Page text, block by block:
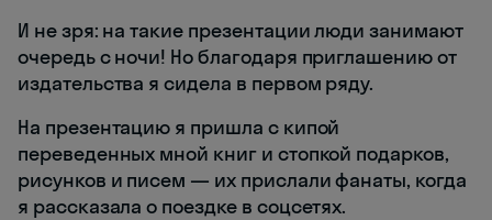
И не зря: на такие презентации люди занимают
очередь с ночи! Но благодаря приглашению от
издательства я сидела в первом ряду.
На презентацию я пришла с кипой
переведенных мной книг и стопкой подарков,
рисунков и писем — их прислали фанаты, когда
я рассказала о поездке в соцсетях.